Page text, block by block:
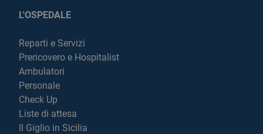
L'OSPEDALE
Reparti e Servizi
Prericovero e Hospitalist
Ambulatori
Personale
Check Up
Liste di attesa
Il Giglio in Sicilia